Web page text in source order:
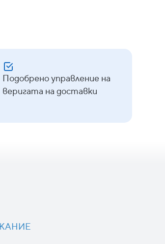
Подобрено управление на
веригата на доставки